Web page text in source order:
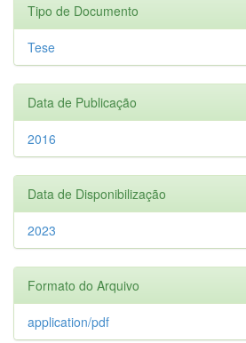
Tipo de Documento
Tese
Data de Publicação
2016
Data de Disponibilização
2023
Formato do Arquivo
application/pdf